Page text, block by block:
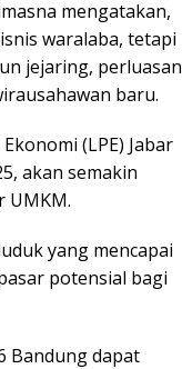
mengatakan,
waralaba, tetapi
jejaring, perluasan
baru.
(LPE) Jabar
akan semakin
UMKM.
yang mencapai
potensial bagi
Bandung dapat